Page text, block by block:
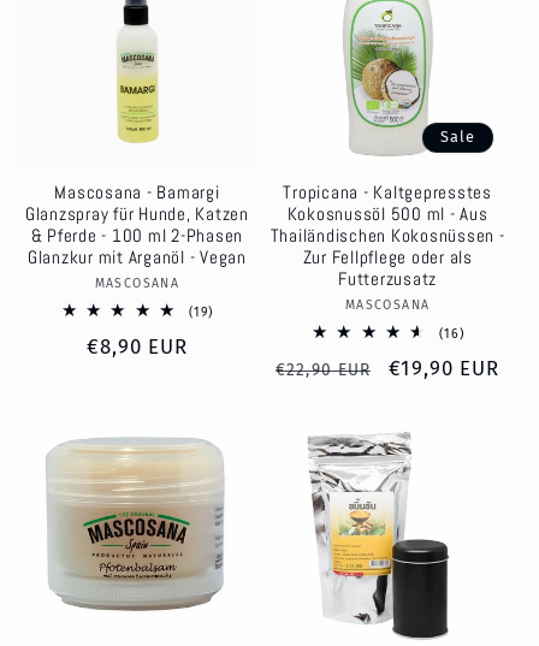
Mascosana - Bamargi
Glanzspray für Hunde, Katzen
& Pferde - 100 ml 2-Phasen
Glanzkur mit Arganöl - Vegan
Anbieter:
MASCOSANA
(19)
Normaler
€8,90 EUR
Sale
Tropicana - Kaltgepresstes
Kokosnussöl 500 ml - Aus
Thailändischen Kokosnüssen -
Zur Fellpflege oder als
Futterzusatz
Anbieter:
MASCOSANA
(16)16
insgesamt
Normaler
€22,90 EUR Verkaufspreis
€19,90 EUR